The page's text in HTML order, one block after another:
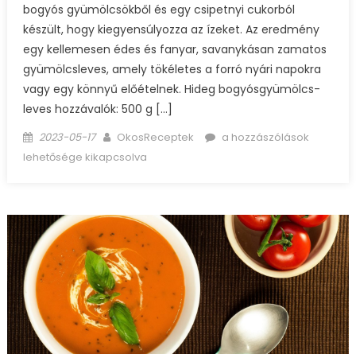
bogyós gyümölcsökből és egy csipetnyi cukorból
készült, hogy kiegyensúlyozza az ízeket. Az eredmény
egy kellemesen édes és fanyar, savanykásan zamatos
gyümölcsleves, amely tökéletes a forró nyári napokra
vagy egy könnyű előételnek. Hideg bogyósgyümölcs-
leves hozzávalók: 500 g […]
Posted
on
2023-05-17 Author
OkosReceptek
Hideg
a hozzászólások
lehetősége kikapcsolva